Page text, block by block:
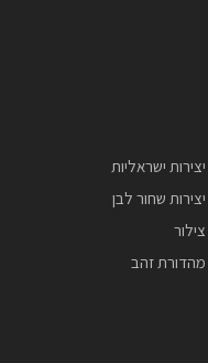
יצירות ישראליות
יצירות שחור לבן
צילור
מהדורת זהב